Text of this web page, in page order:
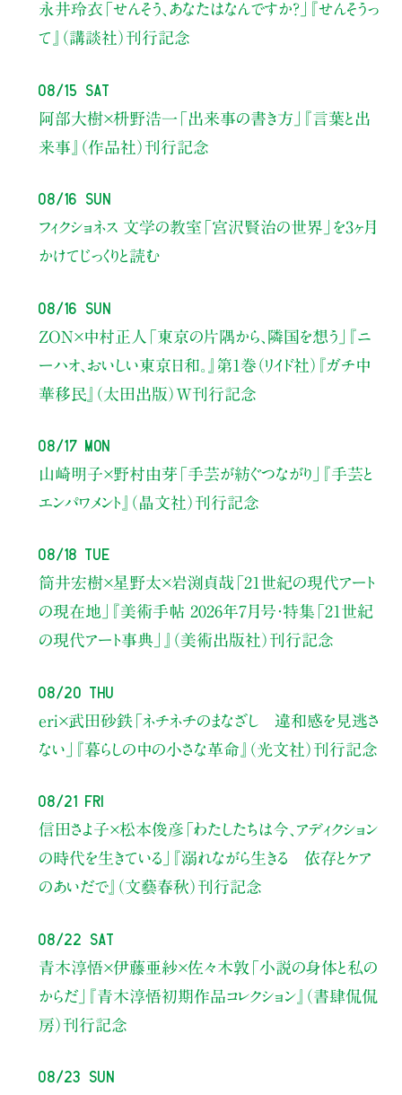
永井玲衣 「せんそう、あなたはなんですか？」
『せんそうっ
て』（講談社）刊行記念
08/15 Sat
阿部大樹×枡野浩一 「出来事の書き方」
『言葉と出
来事』（作品社）刊行記念
08/16 Sun
フィクショネス 文学の教室 「宮沢賢治の世界」を3ヶ月
かけてじっくりと読む
08/16 Sun
ZON×中村正人 「東京の片隅から、隣国を想う」
『ニ
ーハオ、おいしい東京日和。』第1巻（リイド社） 『ガチ中
華移民』（太田出版）W刊行記念
08/17 Mon
山崎明子×野村由芽 「手芸が紡ぐつながり」
『手芸と
エンパワメント』（晶文社）刊行記念
08/18 Tue
筒井宏樹×星野太×岩渕貞哉 「21世紀の現代アート
の現在地」
『美術手帖 2026年7月号・特集「21世紀
の現代アート事典」』（美術出版社）刊行記念
08/20 Thu
eri×武田砂鉄「ネチネチのまなざし 違和感を見逃さ
ない」
『暮らしの中の小さな革命』（光文社）刊行記念
08/21 Fri
信田さよ子×松本俊彦 「わたしたちは今、アディクション
の時代を生きている」
『溺れながら生きる 依存とケア
のあいだで』（文藝春秋）刊行記念
08/22 Sat
青木淳悟×伊藤亜紗×佐々木敦 「小説の身体と私の
からだ」
『青木淳悟初期作品コレクション』（書肆侃侃
房）刊行記念
08/23 Sun